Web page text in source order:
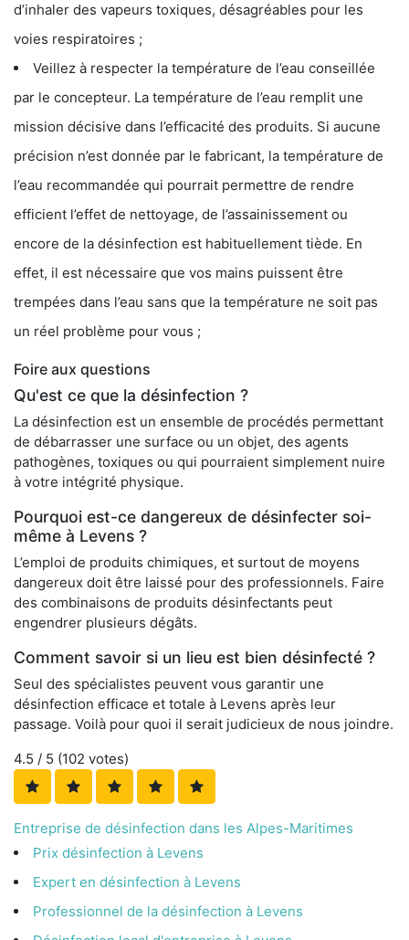
d’inhaler des vapeurs toxiques, désagréables pour les
voies respiratoires ;
Veillez à respecter la température de l’eau conseillée
par le concepteur. La température de l’eau remplit une
mission décisive dans l’efficacité des produits. Si aucune
précision n’est donnée par le fabricant, la température de
l’eau recommandée qui pourrait permettre de rendre
efficient l’effet de nettoyage, de l’assainissement ou
encore de la désinfection est habituellement tiède. En
effet, il est nécessaire que vos mains puissent être
trempées dans l’eau sans que la température ne soit pas
un réel problème pour vous ;
Foire aux questions
Qu'est ce que la désinfection ?
La désinfection est un ensemble de procédés permettant
de débarrasser une surface ou un objet, des agents
pathogènes, toxiques ou qui pourraient simplement nuire
à votre intégrité physique.
Pourquoi est-ce dangereux de désinfecter soi-
même à Levens ?
L’emploi de produits chimiques, et surtout de moyens
dangereux doit être laissé pour des professionnels. Faire
des combinaisons de produits désinfectants peut
engendrer plusieurs dégâts.
Comment savoir si un lieu est bien désinfecté ?
Seul des spécialistes peuvent vous garantir une
désinfection efficace et totale à Levens après leur
passage. Voilà pour quoi il serait judicieux de nous joindre.
4.5 / 5 (102 votes)
Entreprise de désinfection dans les Alpes-Maritimes
Prix désinfection à Levens
Expert en désinfection à Levens
Professionnel de la désinfection à Levens